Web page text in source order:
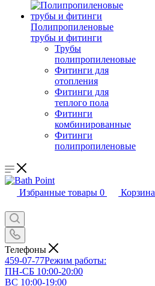
Полипропиленовые
трубы и фитинги
Трубы
полипропиленовые
Фитинги для
отопления
Фитинги для
теплого пола
Фитинги
комбинированные
Фитинги
полипропиленовые
Избранные товары 0 Корзина
Телефоны
459-07-77Режим работы:
ПН-СБ 10:00-20:00
ВС 10:00-19:00